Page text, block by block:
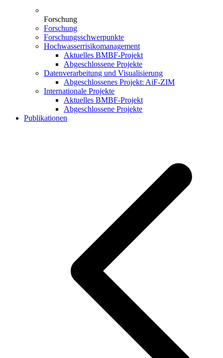
Forschung
Forschung
Forschungsschwerpunkte
Hochwasserrisikomanagement
Aktuelles BMBF-Projekt
Abgeschlossene Projekte
Datenverarbeitung und Visualisierung
Abgeschlossenes Projekt: AiF-ZIM
Internationale Projekte
Aktuelles BMBF-Projekt
Abgeschlossene Projekte
Publikationen